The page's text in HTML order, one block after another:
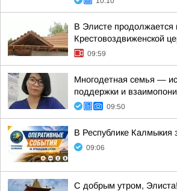
В Элисте продолжается
Крестовоздвиженской
09:59
Многодетная семья —
поддержки и
09:50
В Республике Калмыкия
09:06
С добрым утром,